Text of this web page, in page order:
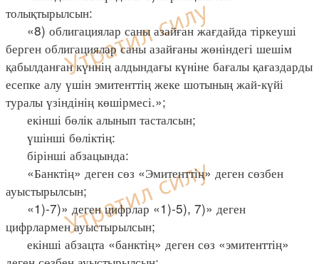
толықтырылсын:
«8) облигациялар саны азайған жағдайда тіркеуші
берген облигациялар саны азайғаны жөніндегі шешім
қабылданған күннің алдындағы күніне бағалы қағаздарды
есепке алу үшін эмитенттің жеке шотының жай-күйі
туралы үзіндінің көшірмесі.»;
екінші бөлік алынып тасталсын;
үшінші бөліктің:
бірінші абзацында:
«Банктің» деген сөз «Эмитенттің» деген сөзбен
ауыстырылсын;
«1)-7)» деген цифрлар «1)-5), 7)» деген
цифрлармен ауыстырылсын;
екінші абзацта «банктің» деген сөз «эмитенттің»